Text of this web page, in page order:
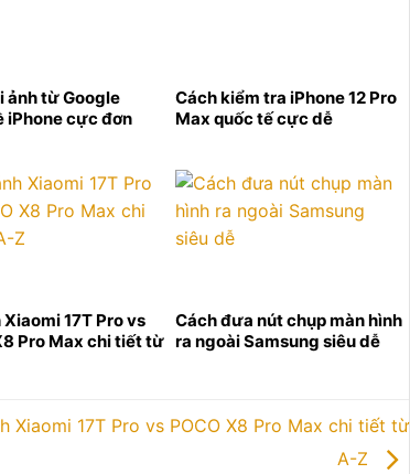
ảnh từ Google
iPhone cực đơn
Cách kiểm tra iPhone 12 Pro
Max quốc tế cực dễ
Xiaomi 17T Pro vs
Pro Max chi tiết từ
Cách đưa nút chụp màn hình
ra ngoài Samsung siêu dễ
Xiaomi 17T Pro vs POCO X8 Pro Max chi tiết từ
A-Z